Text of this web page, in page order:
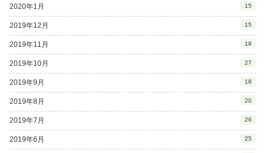
2020年1月 15
2019年12月 15
2019年11月 18
2019年10月 27
2019年9月 18
2019年8月 20
2019年7月 26
2019年6月 25